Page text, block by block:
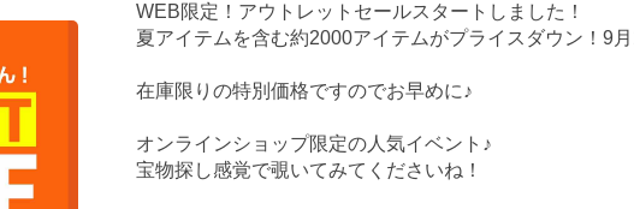
WEB限定！アウトレットセールスタートしました！
夏アイテムを含む約2000アイテムがプライスダウン！9
在庫限りの特別価格ですのでお早めに♪
オンラインショップ限定の人気イベント♪
宝物探し感覚で覗いてみてくださいね！